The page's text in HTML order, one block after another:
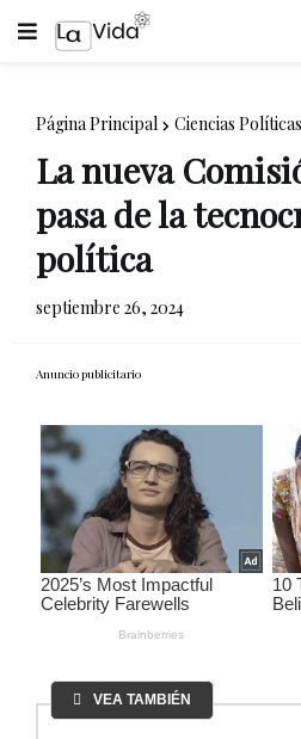
Página Principal Ciencias Políticas
La nueva
pasa de la
política
septiembre 26, 2024
Anuncio publicitario
VEA TAMBIÉN